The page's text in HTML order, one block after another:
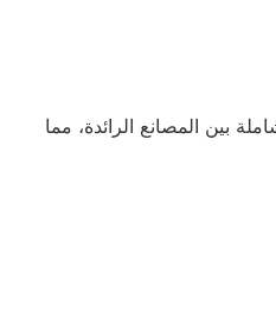
بين المصانع الرائدة، مما